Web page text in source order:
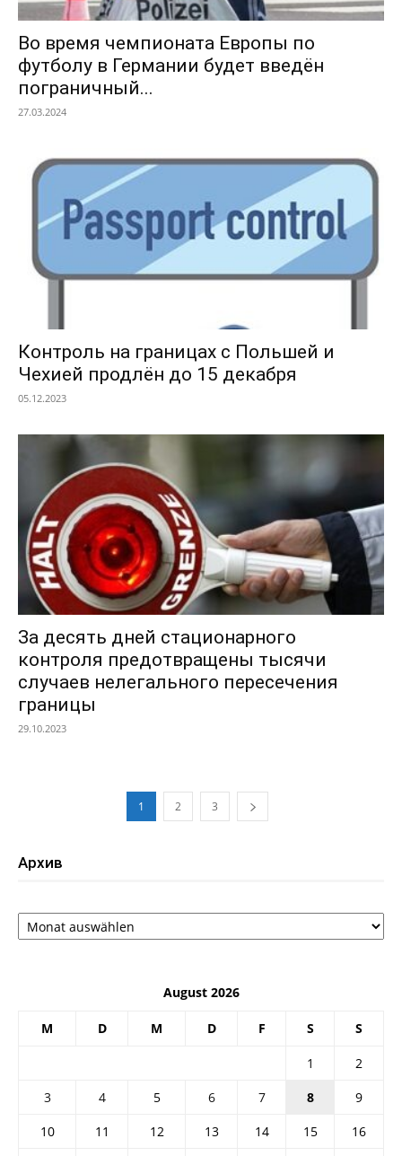
Во время чемпионата Европы по
футболу в Германии будет введён
пограничный...
27.03.2024
Контроль на границах с Польшей и
Чехией продлён до 15 декабря
05.12.2023
За десять дней стационарного
контроля предотвращены тысячи
случаев нелегального пересечения
границы
29.10.2023
1 2 3
Архив
Архив
August 2026
M D M D F S S
1
2
3
4 5 6 7 8
9
10
11 12 13 14 15
16